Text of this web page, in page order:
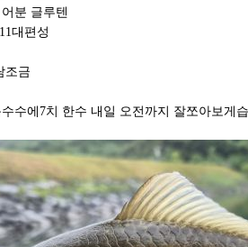
분 글루텐
대편성
조금
수에7치 한수 내일 오전까지 잘쪼아보게